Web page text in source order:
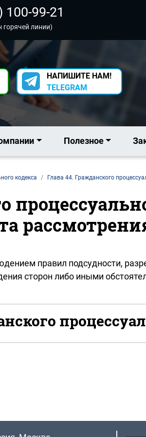
100-99-21
горячей линии)
НАПИШИТЕ НАМ!
TELEGRAM
Полезное
кодекса Глава 44. Гражданского
правил подсудности,
сторон либо иными